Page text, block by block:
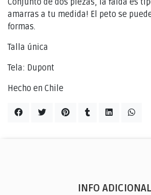
Conjunto de dos piezas, la falda es
amarras a tu medida! El peto se
formas.
Talla única
Tela: Dupont
Hecho en Chile
INFO ADICIONAL